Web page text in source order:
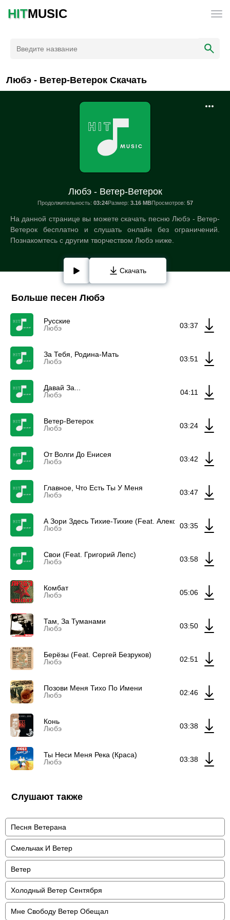
HITMUSIC
Любэ - Ветер-Ветерок Скачать
Любэ - Ветер-Ветерок
Продолжительность: 03:24Размер: 3.16 MBПросмотров: 57
На данной странице вы можете скачать песню Любэ - Ветер-
Ветерок бесплатно и слушать онлайн без ограничений.
Познакомтесь с другим творчеством Любэ ниже.
Скачать
Больше песен Любэ
Русские
Любэ
03:37
За Тебя, Родина-Мать
Любэ
03:51
Давай За...
Любэ
04:11
Ветер-Ветерок
Любэ
03:24
От Волги До Енисея
Любэ
03:42
Главное, Что Есть Ты У Меня
Любэ
03:47
А Зори Здесь Тихие-Тихие (Feat. Алексей Филатов
Любэ
03:35
Свои (Feat. Григорий Лепс)
Любэ
03:58
Комбат
Любэ
05:06
Там, За Туманами
Любэ
03:50
Берёзы (Feat. Сергей Безруков)
Любэ
02:51
Позови Меня Тихо По Имени
Любэ
02:46
Конь
Любэ
03:38
Ты Неси Меня Река (Краса)
Любэ
03:38
Слушают также
Песня Ветерана
Смельчак И Ветер
Ветер
Холодный Ветер Сентября
Мне Свободу Ветер Обещал